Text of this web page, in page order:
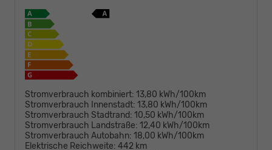
Stromverbrauch kombiniert: 13,80 kWh/100km
Stromverbrauch Innenstadt: 13,80 kWh/100km
Stromverbrauch Stadtrand: 10,50 kWh/100km
Stromverbrauch Landstraße: 12,40 kWh/100km
Stromverbrauch Autobahn: 18,00 kWh/100km
Elektrische Reichweite: 442 km